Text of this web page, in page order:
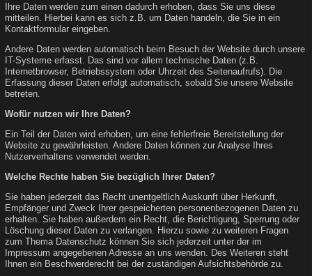
Ihre Daten werden zum einen dadurch erhoben, dass Sie uns diese
mitteilen. Hierbei kann es sich z.B. um Daten handeln, die Sie in ein
Kontaktformular eingeben.
Andere Daten werden automatisch beim Besuch der Website durch unsere
IT-Systeme erfasst. Das sind vor allem technische Daten (z.B.
Internetbrowser, Betriebssystem oder Uhrzeit des Seitenaufrufs). Die
Erfassung dieser Daten erfolgt automatisch, sobald Sie unsere Website
betreten.
Wofür nutzen wir Ihre Daten?
Ein Teil der Daten wird erhoben, um eine fehlerfreie Bereitstellung der
Website zu gewährleisten. Andere Daten können zur Analyse Ihres
Nutzerverhaltens verwendet werden.
Welche Rechte haben Sie bezüglich Ihrer Daten?
Sie haben jederzeit das Recht unentgeltlich Auskunft über Herkunft,
Empfänger und Zweck Ihrer gespeicherten personenbezogenen Daten zu
erhalten. Sie haben außerdem ein Recht, die Berichtigung, Sperrung oder
Löschung dieser Daten zu verlangen. Hierzu sowie zu weiteren Fragen
zum Thema Datenschutz können Sie sich jederzeit unter der im
Impressum angegebenen Adresse an uns wenden. Des Weiteren steht
Ihnen ein Beschwerderecht bei der zuständigen Aufsichtsbehörde zu.